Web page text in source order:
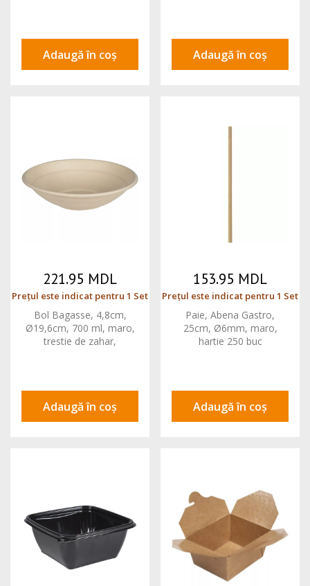
Adaugă în coș Adaugă în coș
221.95 MDL
Prețul este indicat pentru 1 Set
Bol Bagasse, 4,8cm,
Ø19,6cm, 700 ml, maro,
trestie de zahar,
Adaugă în coș
153.95 MDL
Prețul este indicat pentru 1 Set
Paie, Abena Gastro,
25cm, Ø6mm, maro,
hartie 250 buc
Adaugă în coș